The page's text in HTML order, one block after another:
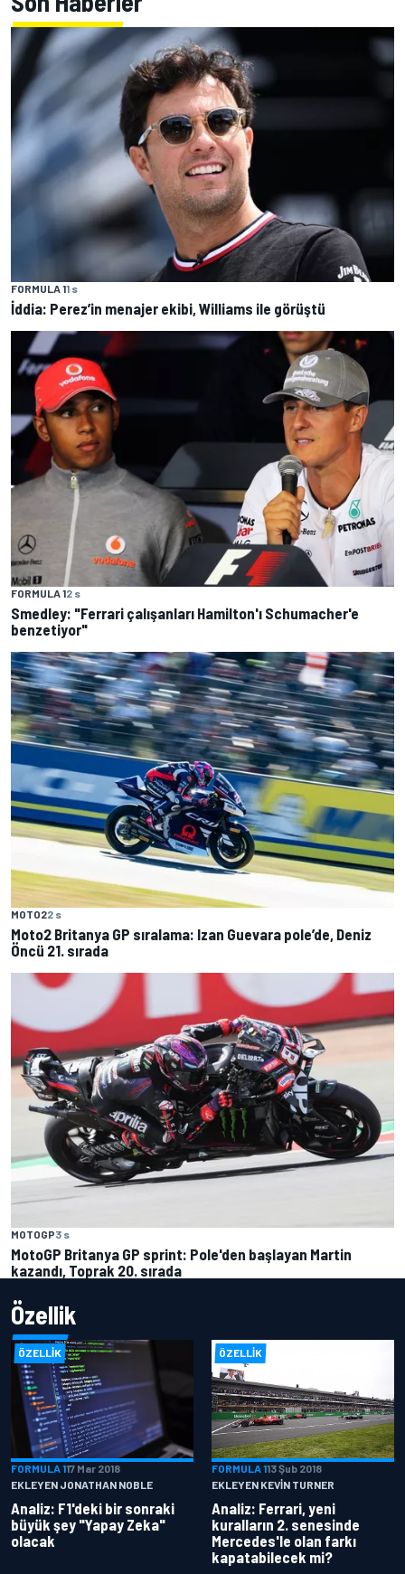
FORMULA 11 s
İddia: Perez’in menajer ekibi, Williams ile görüştü
FORMULA 12 s
Smedley: "Ferrari çalışanları Hamilton'ı Schumacher'e
benzetiyor"
MOTO22 s
Moto2 Britanya GP sıralama: Izan Guevara pole’de, Deniz
Öncü 21. sırada
MOTOGP3 s
MotoGP Britanya GP sprint: Pole'den başlayan Martin
kazandı, Toprak 20. sırada
Özellik
ÖZELLIK
FORMULA 117 Mar 2018
EKLEYEN JONATHAN NOBLE
Analiz: F1'deki bir sonraki
büyük şey "Yapay Zeka"
olacak
ÖZELLIK
FORMULA 113 Şub 2018
EKLEYEN KEVIN TURNER
Analiz: Ferrari, yeni
kuralların 2. senesinde
Mercedes'le olan farkı
kapatabilecek mi?